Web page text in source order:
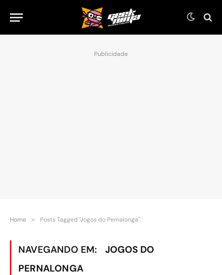
Publicidade
Home » Posts Tagged "Jogos do Pernalonga"
NAVEGANDO EM:
JOGOS DO
PERNALONGA